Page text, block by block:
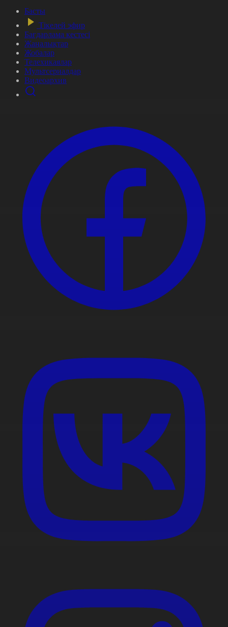
Басты
Тікелей эфир
Бағдарлама кестесі
Жаңалықтар
Жобалар
Телехикаялар
Мультсериалдар
Видеоархив